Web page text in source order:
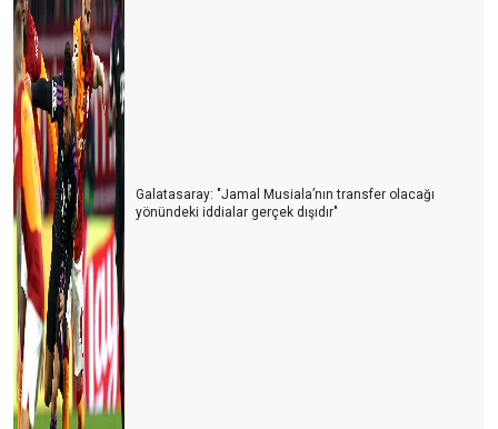
Galatasaray: "Jamal Musiala’nın transfer olacağı
yönündeki iddialar gerçek dışıdır"